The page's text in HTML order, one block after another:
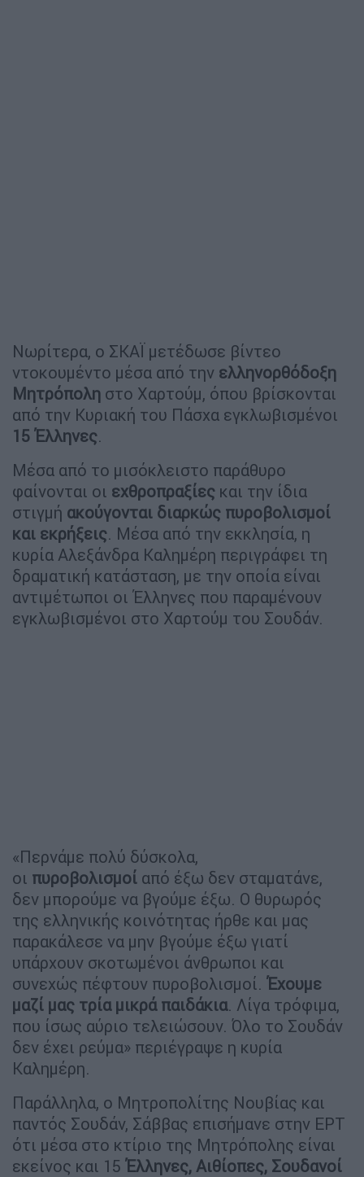
Νωρίτερα, ο ΣΚΑΪ μετέδωσε βίντεο
ντοκουμέντο μέσα από την ελληνορθόδοξη
Μητρόπολη στο Χαρτούμ, όπου βρίσκονται
από την Κυριακή του Πάσχα εγκλωβισμένοι
15 Έλληνες.
Μέσα από το μισόκλειστο παράθυρο
φαίνονται οι εχθροπραξίες και την ίδια
στιγμή ακούγονται διαρκώς πυροβολισμοί
και εκρήξεις. Μέσα από την εκκλησία, η
κυρία Αλεξάνδρα Καλημέρη περιγράφει τη
δραματική κατάσταση, με την οποία είναι
αντιμέτωποι οι Έλληνες που παραμένουν
εγκλωβισμένοι στο Χαρτούμ του Σουδάν.
«Περνάμε πολύ δύσκολα,
οι πυροβολισμοί από έξω δεν σταματάνε,
δεν μπορούμε να βγούμε έξω. Ο θυρωρός
της ελληνικής κοινότητας ήρθε και μας
παρακάλεσε να μην βγούμε έξω γιατί
υπάρχουν σκοτωμένοι άνθρωποι και
συνεχώς πέφτουν πυροβολισμοί. Έχουμε
μαζί μας τρία μικρά παιδάκια. Λίγα τρόφιμα,
που ίσως αύριο τελειώσουν. Όλο το Σουδάν
δεν έχει ρεύμα» περιέγραψε η κυρία
Καλημέρη.
Παράλληλα, ο Μητροπολίτης Νουβίας και
παντός Σουδάν, Σάββας επισήμανε στην ΕΡΤ
ότι μέσα στο κτίριο της Μητρόπολης είναι
εκείνος και 15 Έλληνες, Αιθίοπες, Σουδανοί